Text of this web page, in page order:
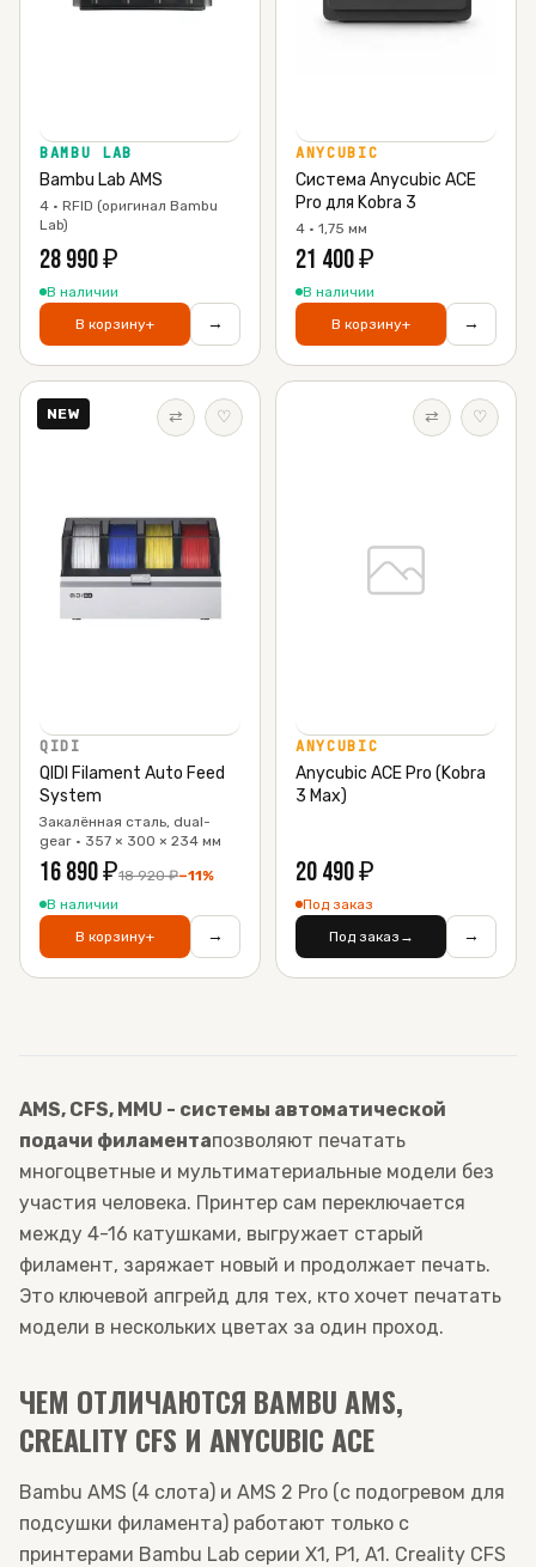
BAMBU LAB
Bambu Lab AMS
4 · RFID (оригинал Bambu
Lab)
28 990₽
В наличии
В корзину+ →
ANYCUBIC
Система Anycubic ACE
Pro для Kobra 3
4 · 1,75 мм
21 400₽
В наличии
В корзину+ →
NEW ⇄ ♡
QIDI
QIDI Filament Auto Feed
System
Закалённая сталь, dual-
gear · 357 × 300 × 234 мм
16 890₽18 920₽−11%
В наличии
В корзину+ →
⇄ ♡
ANYCUBIC
Anycubic ACE Pro (Kobra
3 Max)
20 490₽
Под заказ
Под заказ → →
AMS, CFS, MMU - системы автоматической
подачи филаментапозволяют печатать
многоцветные и мультиматериальные модели без
участия человека. Принтер сам переключается
между 4-16 катушками, выгружает старый
филамент, заряжает новый и продолжает печать.
Это ключевой апгрейд для тех, кто хочет печатать
модели в нескольких цветах за один проход.
ЧЕМ ОТЛИЧАЮТСЯ BAMBU AMS,
CREALITY CFS И ANYCUBIC ACE
Bambu AMS (4 слота) и AMS 2 Pro (с подогревом для
подсушки филамента) работают только с
принтерами Bambu Lab серии X1, P1, A1. Creality CFS